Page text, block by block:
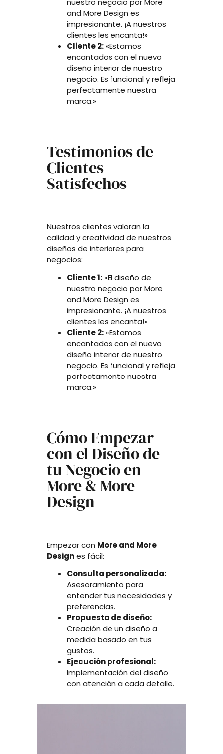
nuestro negocio por More
and More Design es
impresionante. ¡A nuestros
clientes les encanta!»
Cliente 2:«Estamos
encantados con el nuevo
diseño interior de nuestro
negocio. Es funcional y refleja
perfectamente nuestra
marca.»
Testimonios de
Clientes
Satisfechos
Nuestros clientes valoran la
calidad y creatividad de nuestros
diseños de interiores para
negocios:
Cliente 1:«El diseño de
nuestro negocio por More
and More Design es
impresionante. ¡A nuestros
clientes les encanta!»
Cliente 2:«Estamos
encantados con el nuevo
diseño interior de nuestro
negocio. Es funcional y refleja
perfectamente nuestra
marca.»
Cómo Empezar
con el Diseño de
tu Negocio en
More & More
Design
Empezar con More and More
Designes fácil:
Consulta personalizada:
Asesoramiento para
entender tus necesidades y
preferencias.
Propuesta de diseño:
Creación de un diseño a
medida basado en tus
gustos.
Ejecución profesional:
Implementación del diseño
con atención a cada detalle.